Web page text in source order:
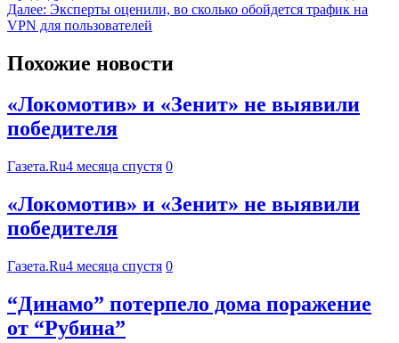
Далее: Эксперты оценили, во сколько обойдется трафик на
VPN для пользователей
Похожие новости
«Локомотив» и «Зенит» не выявили
победителя
Газета.Ru4 месяца спустя 0
«Локомотив» и «Зенит» не выявили
победителя
Газета.Ru4 месяца спустя 0
“Динамо” потерпело дома поражение
от “Рубина”